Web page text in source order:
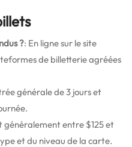
?: En ligne sur le site
de billetterie agréées
générale de 3 jours et
généralement entre $125 et
et du niveau de la carte.